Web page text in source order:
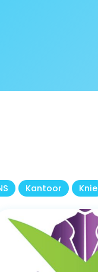
Kantoor Knie